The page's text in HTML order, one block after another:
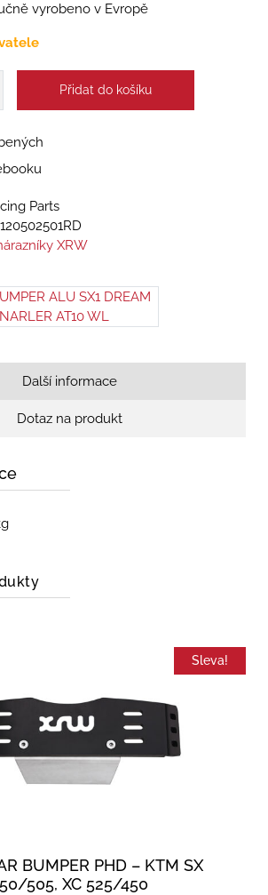
vyrobeno v Evropě
Přidat do košíku
Parts
120502501RD
XRW
Další informace
Dotaz na produkt
Sleva!
BUMPER PHD – KTM SX
505, XC 525/450